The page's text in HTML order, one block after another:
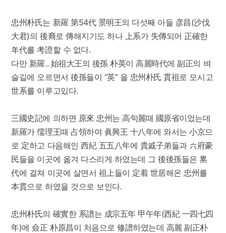
忠州朴氏는 新羅 第54代 景明王의 다섯째 아들 彦昌(沙伐
大君)의 後裔로 傳해지기도 하나 上系가 失傳되어 正確한
年代를 考證할 수 없다.
다만 新羅.. 始祖大王의 後孫 朴英이 高麗時代에 副正의 벼
슬길에 오르면서 後孫들이 “英” 을 忠州朴氏 貫祖로 모시고
世系를 이루고있다.
三國史記에 의하면 原來 忠州는 高句麗때 國原省이었는데
新羅가 儒理王때 占領하여 眞興王 十八年에 와서는 小京으
로 定하고 다음해인 西紀 五五八年에 貴戚子弟들과 六府豪
民들을 이곳에 옮겨 다스리게 하였는데 그 後後孫들은 累
代에 걸쳐 이곳에 살면서 祖上들이 定着 世居해온 忠州를
本貫으로 하였을 것으로 보인다.
忠州朴氏의 確實한 系譜는 成宗五年 甲午年(西紀 一四七四
年)에 僉正 朴原昌이 처음으로 修譜하였는데 高麗 副正朴